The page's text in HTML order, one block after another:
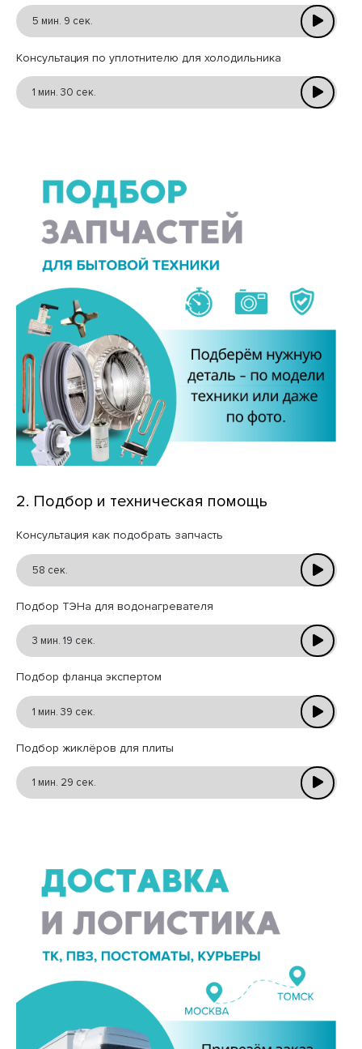
5 мин. 9 сек.
Консультация по уплотнителю для холодильника
1 мин. 30 сек.
2. Подбор и техническая помощь
Консультация как подобрать запчасть
58 сек.
Подбор ТЭНа для водонагревателя
3 мин. 19 сек.
Подбор фланца экспертом
1 мин. 39 сек.
Подбор жиклёров для плиты
1 мин. 29 сек.